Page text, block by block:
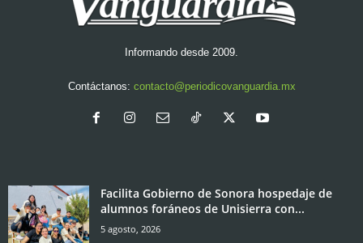
Informando desde 2009.
Contáctanos: contacto@periodicovanguardia.mx
Facilita Gobierno de Sonora hospedaje de
alumnos foráneos de Unisierra con...
5 agosto, 2026